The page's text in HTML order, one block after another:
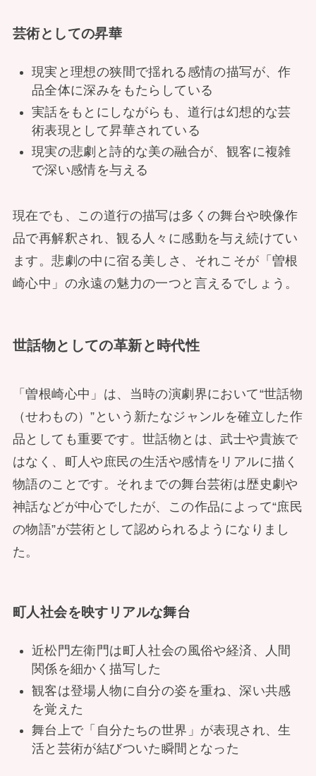
芸術としての昇華
現実と理想の狭間で揺れる感情の描写が、作
品全体に深みをもたらしている
実話をもとにしながらも、道行は幻想的な芸
術表現として昇華されている
現実の悲劇と詩的な美の融合が、観客に複雑
で深い感情を与える
現在でも、この道行の描写は多くの舞台や映像作
品で再解釈され、観る人々に感動を与え続けてい
ます。悲劇の中に宿る美しさ、それこそが「曽根
崎心中」の永遠の魅力の一つと言えるでしょう。
世話物としての革新と時代性
「曽根崎心中」は、当時の演劇界において“世話物
（せわもの）”という新たなジャンルを確立した作
品としても重要です。世話物とは、武士や貴族で
はなく、町人や庶民の生活や感情をリアルに描く
物語のことです。それまでの舞台芸術は歴史劇や
神話などが中心でしたが、この作品によって“庶民
の物語”が芸術として認められるようになりまし
た。
町人社会を映すリアルな舞台
近松門左衛門は町人社会の風俗や経済、人間
関係を細かく描写した
観客は登場人物に自分の姿を重ね、深い共感
を覚えた
舞台上で「自分たちの世界」が表現され、生
活と芸術が結びついた瞬間となった